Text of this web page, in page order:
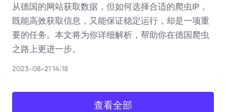
从德国的网站获取数据，但如何选择合适的爬虫IP，
既能高效获取信息，又能保证稳定运行，却是一项重
要的任务。本文将为你详细解析，帮助你在德国爬虫
之路上更进一步。
2023-08-21 14:18
查看全部